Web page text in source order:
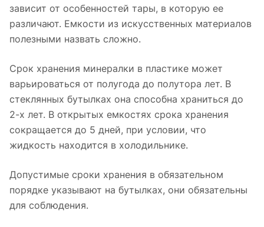
зависит от особенностей тары, в которую ее
различают. Емкости из искусственных материалов
полезными назвать сложно.
Срок хранения минералки в пластике может
варьироваться от полугода до полутора лет. В
стеклянных бутылках она способна храниться до
2-х лет. В открытых емкостях срока хранения
сокращается до 5 дней, при условии, что
жидкость находится в холодильнике.
Допустимые сроки хранения в обязательном
порядке указывают на бутылках, они обязательны
для соблюдения.